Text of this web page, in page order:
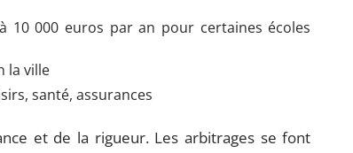
10 000 euros par an pour certaines écoles
la ville
santé, assurances
et de la rigueur. Les arbitrages se font